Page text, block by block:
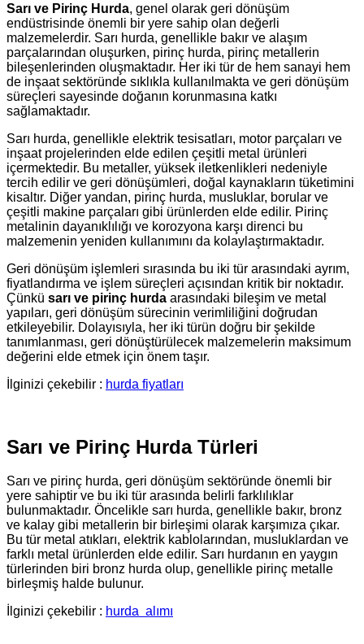
Sarı ve Pirinç Hurda, genel olarak geri dönüşüm
endüstrisinde önemli bir yere sahip olan değerli
malzemelerdir. Sarı hurda, genellikle bakır ve alaşım
parçalarından oluşurken, pirinç hurda, pirinç metallerin
bileşenlerinden oluşmaktadır. Her iki tür de hem sanayi hem
de inşaat sektöründe sıklıkla kullanılmakta ve geri dönüşüm
süreçleri sayesinde doğanın korunmasına katkı
sağlamaktadır.
Sarı hurda, genellikle elektrik tesisatları, motor parçaları ve
inşaat projelerinden elde edilen çeşitli metal ürünleri
içermektedir. Bu metaller, yüksek iletkenlikleri nedeniyle
tercih edilir ve geri dönüşümleri, doğal kaynakların tüketimini
kisaltır. Diğer yandan, pirinç hurda, musluklar, borular ve
çeşitli makine parçaları gibi ürünlerden elde edilir. Pirinç
metalinin dayanıklılığı ve korozyona karşı direnci bu
malzemenin yeniden kullanımını da kolaylaştırmaktadır.
Geri dönüşüm işlemleri sırasında bu iki tür arasındaki ayrım,
fiyatlandırma ve işlem süreçleri açısından kritik bir noktadır.
Çünkü sarı ve pirinç hurda arasındaki bileşim ve metal
yapıları, geri dönüşüm sürecinin verimliliğini doğrudan
etkileyebilir. Dolayısıyla, her iki türün doğru bir şekilde
tanımlanması, geri dönüştürülecek malzemelerin maksimum
değerini elde etmek için önem taşır.
İlginizi çekebilir : hurda fiyatları
Sarı ve Pirinç Hurda Türleri
Sarı ve pirinç hurda, geri dönüşüm sektöründe önemli bir
yere sahiptir ve bu iki tür arasında belirli farklılıklar
bulunmaktadır. Öncelikle sarı hurda, genellikle bakır, bronz
ve kalay gibi metallerin bir birleşimi olarak karşımıza çıkar.
Bu tür metal atıkları, elektrik kablolarından, musluklardan ve
farklı metal ürünlerden elde edilir. Sarı hurdanın en yaygın
türlerinden biri bronz hurda olup, genellikle pirinç metalle
birleşmiş halde bulunur.
İlginizi çekebilir : hurda alımı